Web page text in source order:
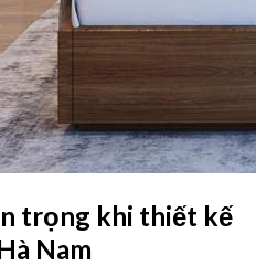
trọng khi thiết kế
Nam